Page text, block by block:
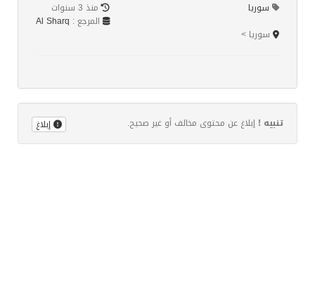
منذ 3 سنوات
المرجع : Al Sharq
سوريا
سوريا >
تنبيه ! إبلاغ عن محتوى مخالف أو غير صحيح. إبلاغ